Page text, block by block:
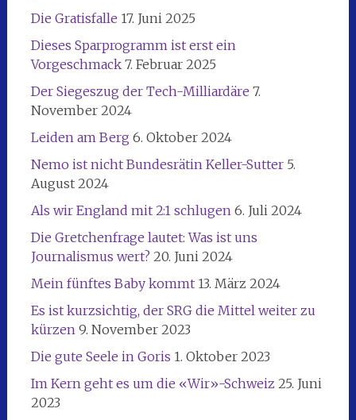
Die Gratisfalle 17. Juni 2025
Dieses Sparprogramm ist erst ein
Vorgeschmack 7. Februar 2025
Der Siegeszug der Tech-Milliardäre 7.
November 2024
Leiden am Berg 6. Oktober 2024
Nemo ist nicht Bundesrätin Keller-Sutter 5.
August 2024
Als wir England mit 2:1 schlugen 6. Juli 2024
Die Gretchenfrage lautet: Was ist uns
Journalismus wert? 20. Juni 2024
Mein fünftes Baby kommt 13. März 2024
Es ist kurzsichtig, der SRG die Mittel weiter zu
kürzen 9. November 2023
Die gute Seele in Goris 1. Oktober 2023
Im Kern geht es um die «Wir»-Schweiz 25. Juni
2023